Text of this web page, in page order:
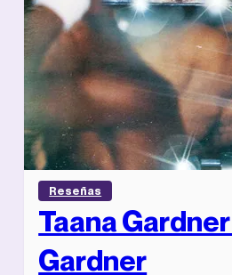
Reseñas
Taana
Gardner